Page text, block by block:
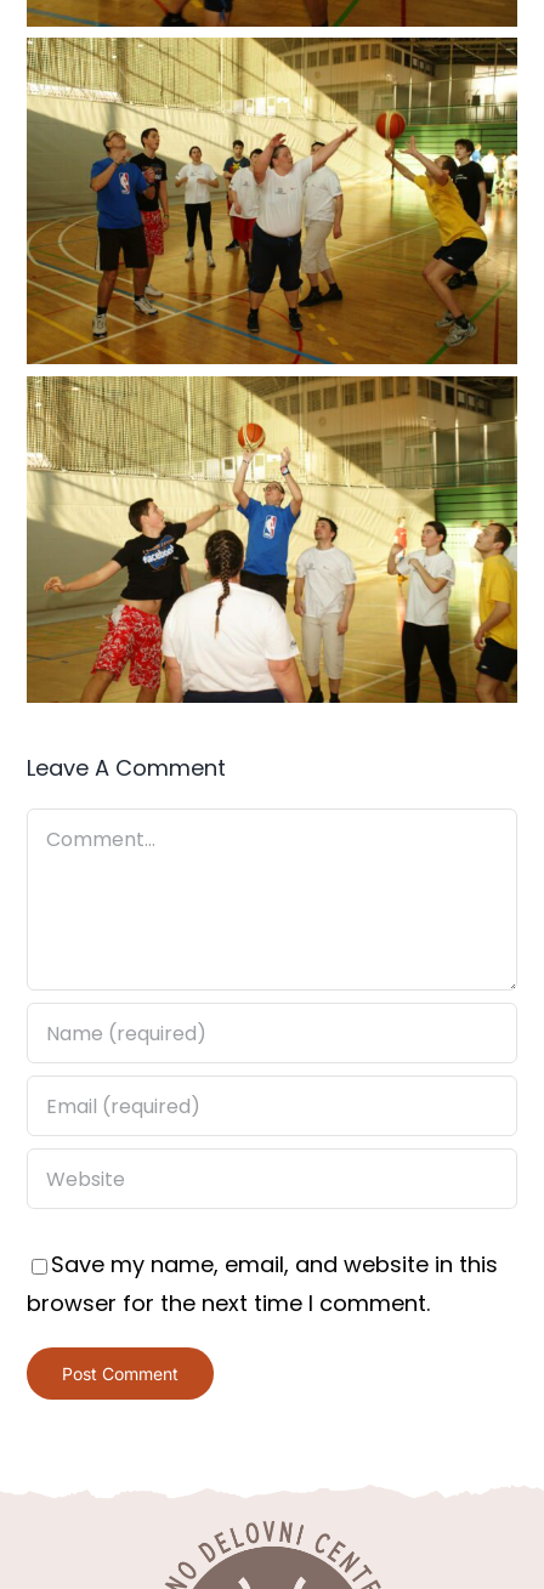
Leave A Comment
Comment
Save my name, email, and website in this
browser for the next time I comment.